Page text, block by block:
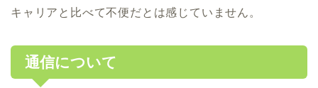
キャリアと比べて不便だとは感じていません。
通信について